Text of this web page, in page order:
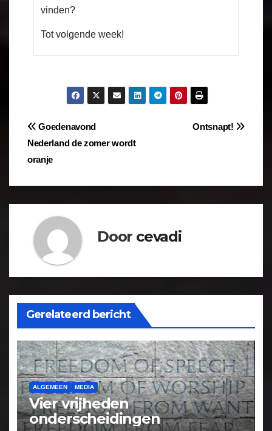
vinden?
Tot volgende week!
Ontsnapt!
Goedenavond
Nederland de zomer wordt
oranje
Door cevadi
Gerelateerd bericht
ALGEMEEN MEDIA
Vier vrijheden
onderscheidingen